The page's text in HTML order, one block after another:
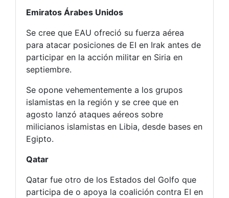
Emiratos Árabes Unidos
Se cree que EAU ofreció su fuerza aérea
para atacar posiciones de EI en Irak antes de
participar en la acción militar en Siria en
septiembre.
Se opone vehementemente a los grupos
islamistas en la región y se cree que en
agosto lanzó ataques aéreos sobre
milicianos islamistas en Libia, desde bases en
Egipto.
Qatar
Qatar fue otro de los Estados del Golfo que
participa de o apoya la coalición contra EI en